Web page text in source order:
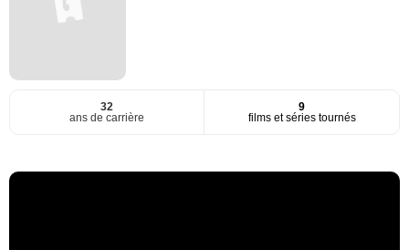
32
ans de carrière
9
films et séries tournés